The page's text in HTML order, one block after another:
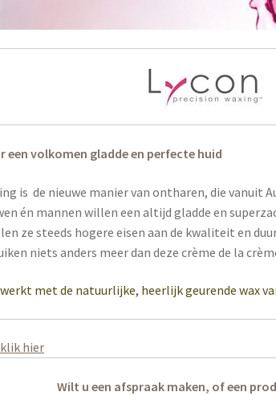
een volkomen gladde en perfecte huid
is de nieuwe manier van ontharen, die vanuit
én mannen willen een altijd gladde en
ze steeds hogere eisen aan de kwaliteit en
niets anders meer dan deze crème de la
werkt met de natuurlijke, heerlijk geurende wax
klik hier
Wilt u een afspraak maken, of een